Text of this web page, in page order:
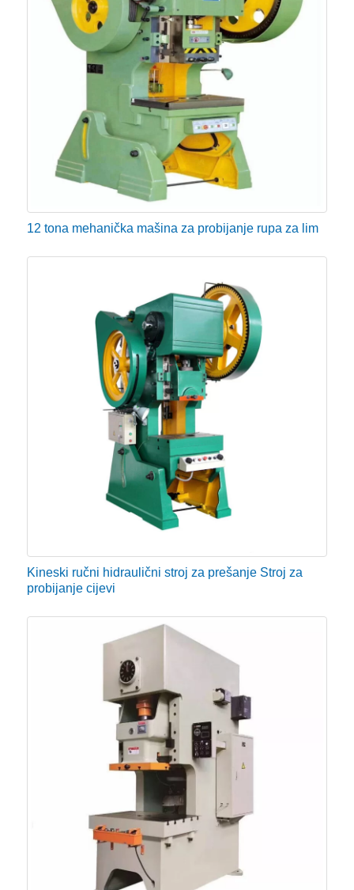
12 tona mehanička mašina za probijanje rupa za lim
Kineski ručni hidraulični stroj za prešanje Stroj za
probijanje cijevi